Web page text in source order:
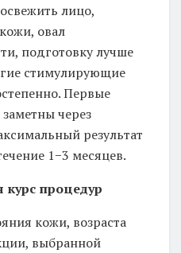
лицо,
овал
подготовку лучше
стимулирующие
Первые
через
результат
1−3 месяцев.
процедур
кожи, возраста
выбранной